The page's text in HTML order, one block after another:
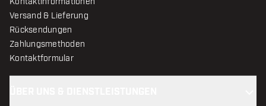
Versand & Lieferung
Rücksendungen
Zahlungsmethoden
Kontaktformular